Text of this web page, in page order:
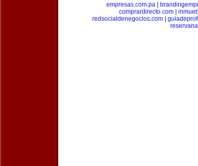
empresas.com.pa
comprardirecto.com
redsocialdenegocios.com|